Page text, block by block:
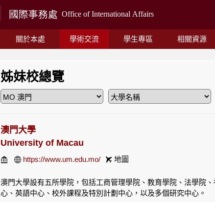
關於本處 學術交流 學生專區 相關資源
姊妹校總覽
澳門大學
University of Macau
https://www.um.edu.mo/ 地圖
澳門大學設有五所學院，包括工商管理學院、教育學院、法學院
心、英語中心、校外課程及特別計劃中心，以及多個研究中心。